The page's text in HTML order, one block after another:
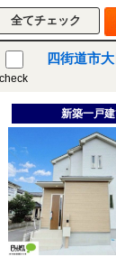
check
四街道市
新築一戸